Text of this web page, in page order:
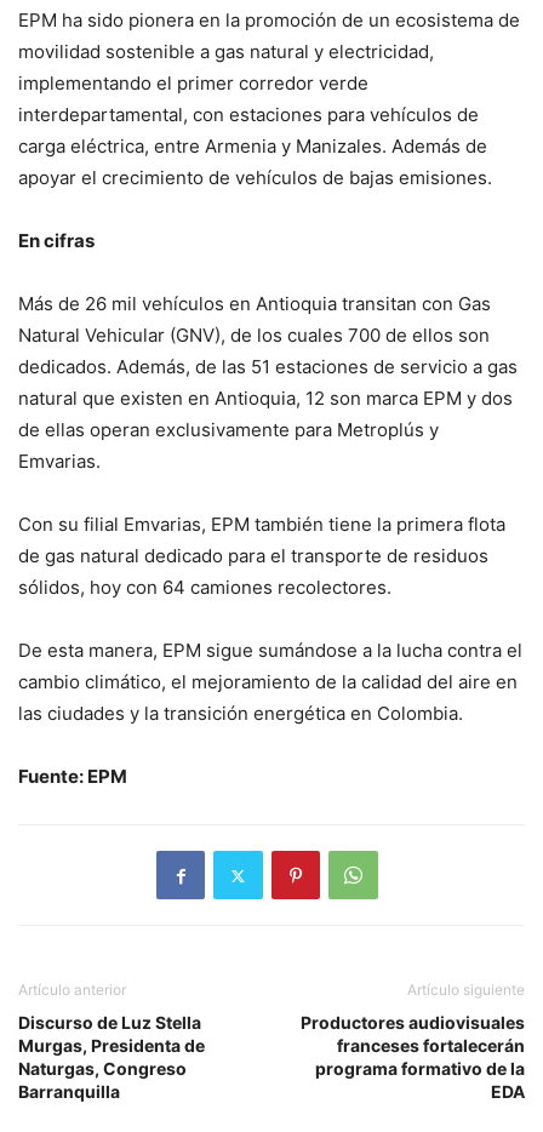
EPM ha sido pionera en la promoción de un ecosistema de
movilidad sostenible a gas natural y electricidad,
implementando el primer corredor verde
interdepartamental, con estaciones para vehículos de
carga eléctrica, entre Armenia y Manizales. Además de
apoyar el crecimiento de vehículos de bajas emisiones.
En cifras
Más de 26 mil vehículos en Antioquia transitan con Gas
Natural Vehicular (GNV), de los cuales 700 de ellos son
dedicados. Además, de las 51 estaciones de servicio a gas
natural que existen en Antioquia, 12 son marca EPM y dos
de ellas operan exclusivamente para Metroplús y
Emvarias.
Con su filial Emvarias, EPM también tiene la primera flota
de gas natural dedicado para el transporte de residuos
sólidos, hoy con 64 camiones recolectores.
De esta manera, EPM sigue sumándose a la lucha contra el
cambio climático, el mejoramiento de la calidad del aire en
las ciudades y la transición energética en Colombia.
Fuente: EPM
Artículo anterior
Discurso de Luz Stella
Murgas, Presidenta de
Naturgas, Congreso
Barranquilla
Artículo siguiente
Productores audiovisuales
franceses fortalecerán
programa formativo de la
EDA